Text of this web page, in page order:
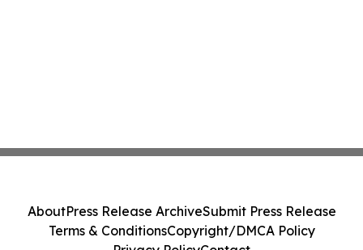
AboutPress Release ArchiveSubmit Press Release
Terms & ConditionsCopyright/DMCA Policy